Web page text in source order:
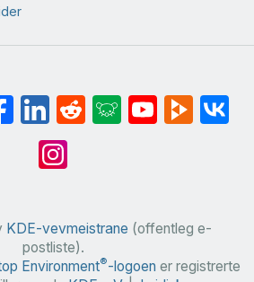
KDE-vevmeistrane (offentleg e-
postliste).
Environment®-logoen er registrerte